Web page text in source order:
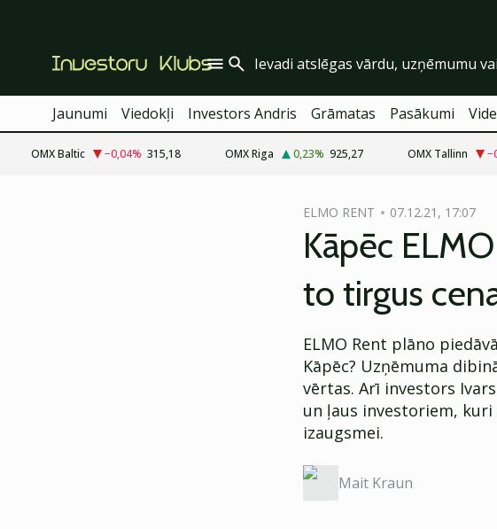
Jaunumi Viedokļi Investors Andris Grāmatas Pasākumi
OMX Baltic −0,04% 315,18 OMX Riga 0,23% 925,27 OMX Tallinn
ELMO RENT 07.12.21, 17:07
Kāpēc
to tirgus
ELMO Rent plāno
Kāpēc? Uzņēmuma
vērtas. Arī investors
un ļaus investoriem,
izaugsmei.
Mait Kraun